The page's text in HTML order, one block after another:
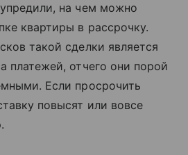
на чем можно
квартиры в рассрочку.
такой сделки является
платежей, отчего они порой
Если просрочить
повысят или вовсе